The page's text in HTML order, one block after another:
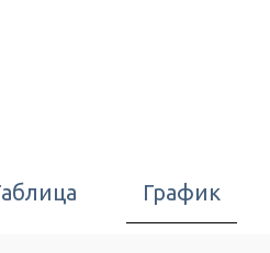
График